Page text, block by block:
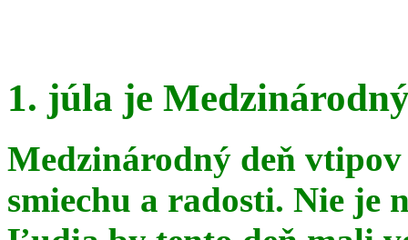
1. júla je
Medzinárodný deň
smiechu a radosti. Nie je